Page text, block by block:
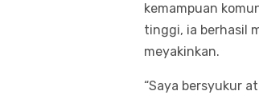
kemampuan
tinggi, ia berhasil
meyakinkan.
“Saya bersyukur